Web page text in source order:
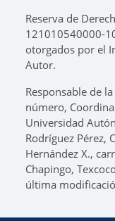
Reserva de
121010540000-
otorgados por el
Autor.
Responsable de
número,
Universidad
Rodríguez Pérez,
Hernández X.,
Chapingo,
última